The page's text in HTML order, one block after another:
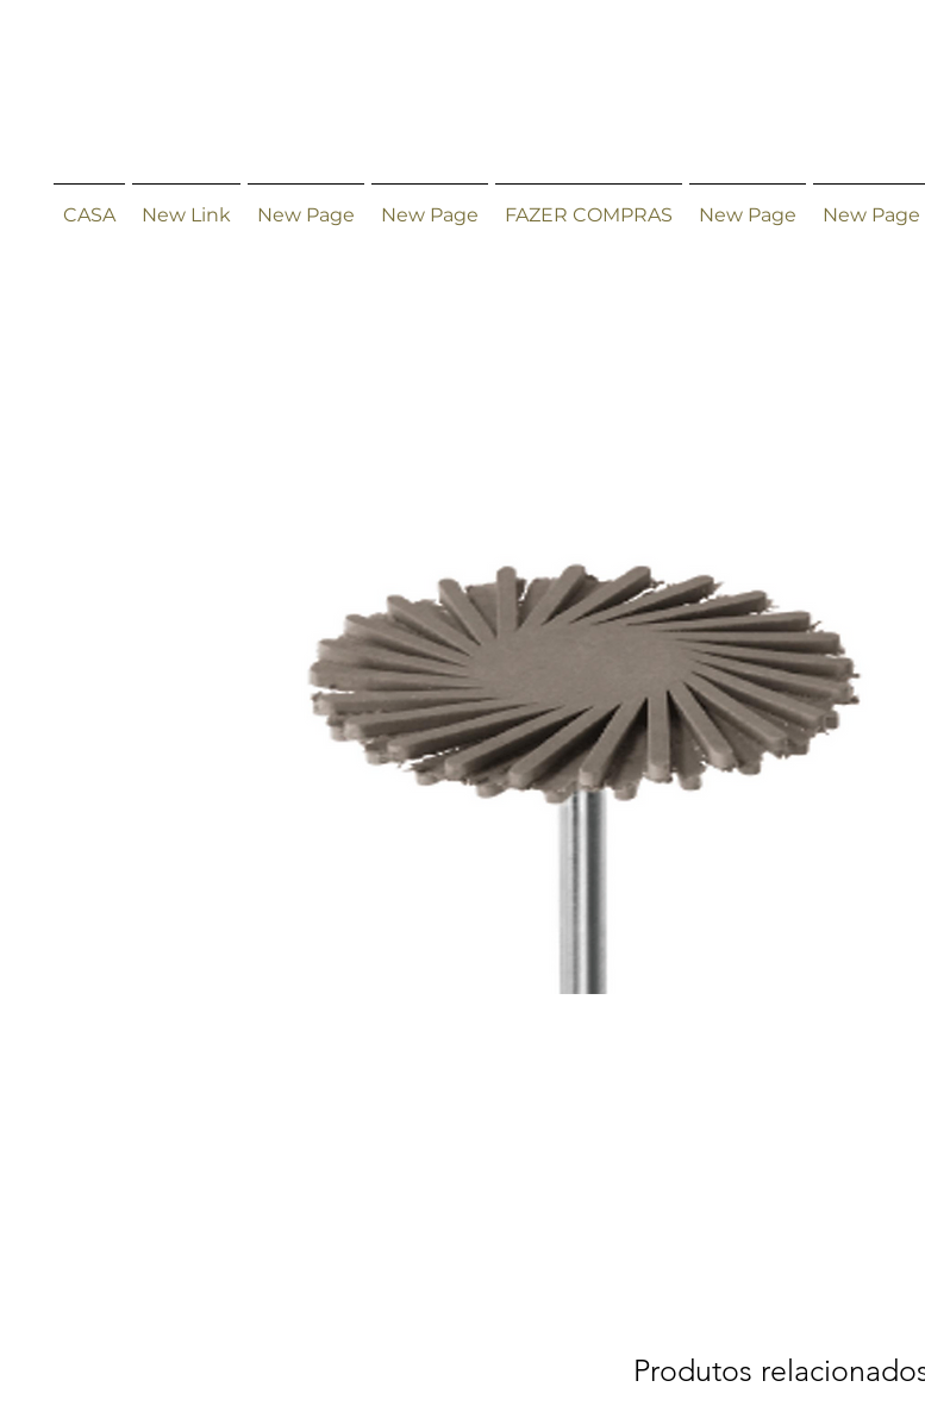
CASA New Link New Page New Page FAZER COMPRAS New Page New Page
Produtos